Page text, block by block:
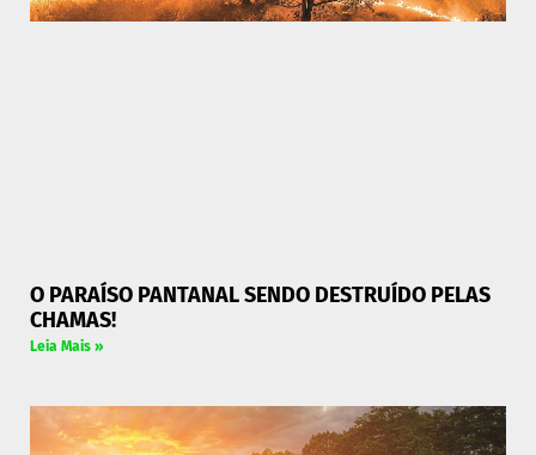
O PARAÍSO PANTANAL SENDO DESTRUÍDO PELAS
CHAMAS!
Leia Mais »